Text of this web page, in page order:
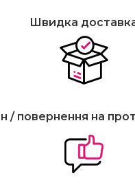
Швидка
/ повернення на